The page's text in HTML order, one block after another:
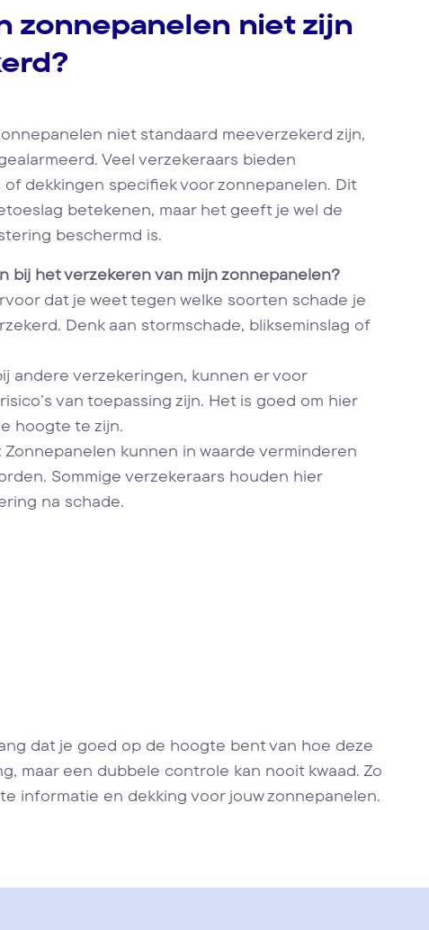
zonnepanelen niet zijn
niet standaard meeverzekerd zijn,
Veel verzekeraars bieden
dekkingen specifiek voor zonnepanelen. Dit
betekenen, maar het geeft je wel de
beschermd is.
bij het verzekeren van mijn zonnepanelen?
dat je weet tegen welke soorten schade je
Denk aan stormschade, blikseminslag of
andere verzekeringen, kunnen er voor
van toepassing zijn. Het is goed om hier
hoogte te zijn.
kunnen in waarde verminderen
Sommige verzekeraars houden hier
na schade.
dat je goed op de hoogte bent van hoe deze
maar een dubbele controle kan nooit kwaad. Zo
informatie en dekking voor jouw zonnepanelen.